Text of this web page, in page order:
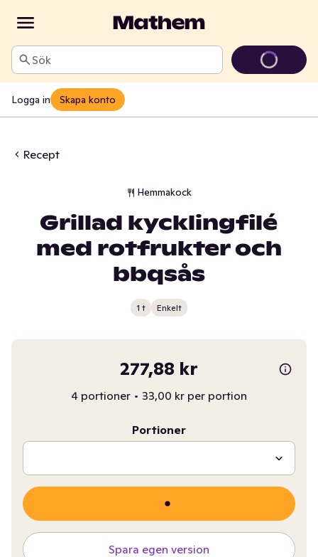
Sök
Logga in Skapa konto
Recept
Hemmakock
Grillad kycklingfilé
med rotfrukter och
bbqsås
1 t Enkelt
277,88 kr
4 portioner • 33,00 kr per portion
Portioner
Spara egen version